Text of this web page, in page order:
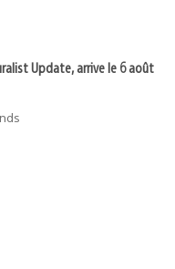
Update, arrive le 6 août